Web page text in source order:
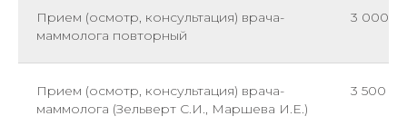
Прием (осмотр, консультация) врача-
маммолога повторный
3 000
Прием (осмотр, консультация) врача-
маммолога (Зельверт С.И., Маршева И.Е.)
3 500